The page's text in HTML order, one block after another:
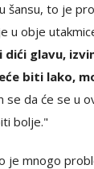
šansu, to je
u obje
dići glavu,
biti lako,
se da će se u
bolje."
je mnogo